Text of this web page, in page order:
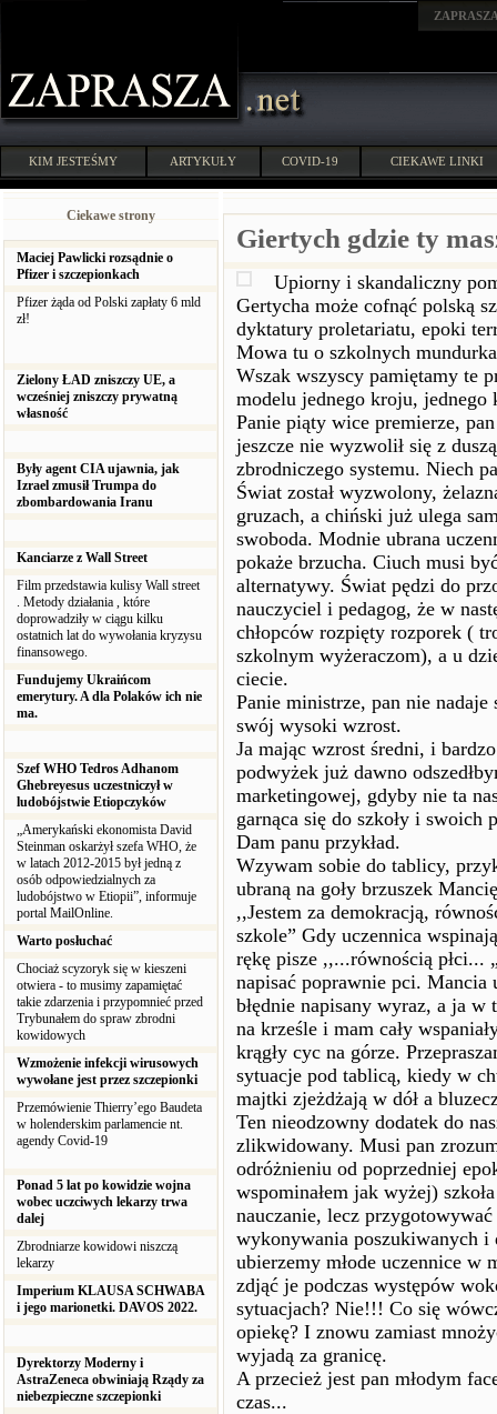
KIM JESTEŚMY ARTYKUŁY COVID-19 CIEKAWE LINKI
Ciekawe strony
Maciej Pawlicki rozsądnie o
Pfizer i szczepionkach
Pfizer żąda od Polski zapłaty 6 mld
zł!
Zielony ŁAD zniszczy UE, a
wcześniej zniszczy prywatną
własność
Były agent CIA ujawnia, jak
Izrael zmusił Trumpa do
zbombardowania Iranu
Kanciarze z Wall Street
Film przedstawia kulisy Wall street
. Metody działania , które
doprowadziły w ciągu kilku
ostatnich lat do wywołania kryzysu
finansowego.
Fundujemy Ukraińcom
emerytury. A dla Polaków ich nie
ma.
Szef WHO Tedros Adhanom
Ghebreyesus uczestniczył w
ludobójstwie Etiopczyków
„Amerykański ekonomista David
Steinman oskarżył szefa WHO, że
w latach 2012-2015 był jedną z
osób odpowiedzialnych za
ludobójstwo w Etiopii”, informuje
portal MailOnline.
Warto posłuchać
Chociaż scyzoryk się w kieszeni
otwiera - to musimy zapamiętać
takie zdarzenia i przypomnieć przed
Trybunałem do spraw zbrodni
kowidowych
Wzmożenie infekcji wirusowych
wywołane jest przez szczepionki
Przemówienie Thierry’ego Baudeta
w holenderskim parlamencie nt.
agendy Covid-19
Ponad 5 lat po kowidzie wojna
wobec uczciwych lekarzy trwa
dalej
Zbrodniarze kowidowi niszczą
lekarzy
Imperium KLAUSA SCHWABA
i jego marionetki. DAVOS 2022.
Dyrektorzy Moderny i
AstraZeneca obwiniają Rządy za
niebezpieczne szczepionki
Giertych gdzie ty
Upiorny i skandaliczny
Gertycha może cofnąć polską
dyktatury proletariatu, epoki
Mowa tu o szkolnych
Wszak wszyscy pamiętamy te
modelu jednego kroju, jednego
Panie piąty wice premierze,
jeszcze nie wyzwolił się z
zbrodniczego systemu. Niech
Świat został wyzwolony,
gruzach, a chiński już ulega
swoboda. Modnie ubrana
pokaże brzucha. Ciuch musi
alternatywy. Świat pędzi do
nauczyciel i pedagog, że w
chłopców rozpięty rozporek (
szkolnym wyżeraczom), a u
ciecie.
Panie ministrze, pan nie
swój wysoki wzrost.
Ja mając wzrost średni, i
podwyżek już dawno
marketingowej, gdyby nie ta
garnąca się do szkoły i swoich
Dam panu przykład.
Wzywam sobie do tablicy,
ubraną na goły brzuszek
,,Jestem za demokracją,
szkole” Gdy uczennica
rękę pisze ,,...równością płci...
napisać poprawnie pci. Mancia
błędnie napisany wyraz, a ja w
na krześle i mam cały
krągły cyc na górze.
sytuacje pod tablicą, kiedy w
majtki zjeżdżają w dół a
Ten nieodzowny dodatek do
zlikwidowany. Musi pan
odróżnieniu od poprzedniej
wspominałem jak wyżej)
nauczanie, lecz
wykonywania poszukiwanych i
ubierzemy młode uczennice w
zdjąć je podczas występów
sytuacjach? Nie!!! Co się
opiekę? I znowu zamiast
wyjadą za granicę.
A przecież jest pan młodym
czas...